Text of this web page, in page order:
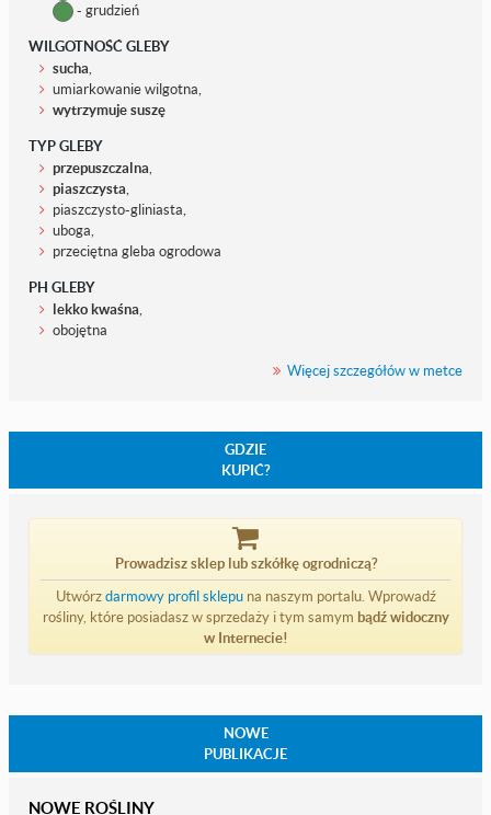
- grudzień
WILGOTNOŚĆ GLEBY
sucha,
umiarkowanie wilgotna,
wytrzymuje suszę
TYP GLEBY
przepuszczalna,
piaszczysta,
piaszczysto-gliniasta,
uboga,
przeciętna gleba ogrodowa
PH GLEBY
lekko kwaśna,
obojętna
Więcej szczegółów w metce
GDZIE
KUPIĆ?
Prowadzisz sklep lub szkółkę ogrodniczą?
Utwórzdarmowy profil sklepuna naszym portalu. Wprowadź
rośliny, które posiadasz w sprzedaży i tym samym bądź widoczny
w Internecie!
NOWE
PUBLIKACJE
NOWE ROŚLINY